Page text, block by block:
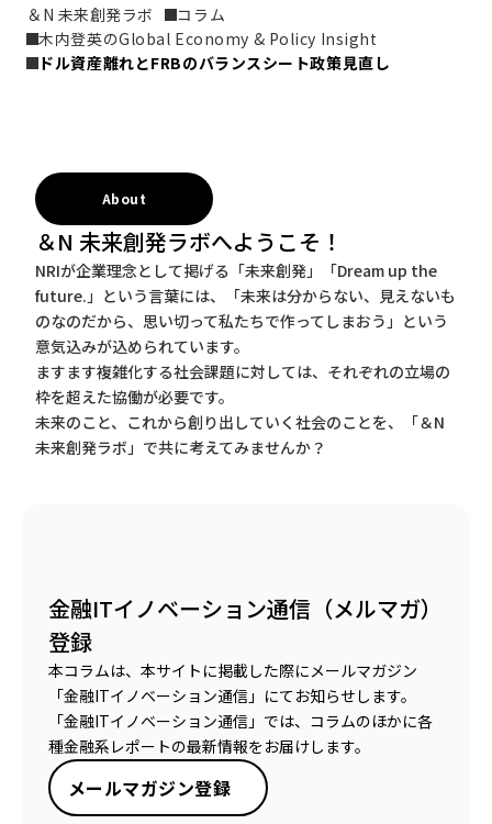
＆N 未来創発ラボ
コラム
木内登英のGlobal Economy & Policy Insight
ドル資産離れとFRBのバランスシート政策見直し
About
＆N 未来創発ラボへようこそ！
NRIが企業理念として掲げる「未来創発」「Dream up the
future.」という言葉には、「未来は分からない、見えないも
のなのだから、思い切って私たちで作ってしまおう」という
意気込みが込められています。
ますます複雑化する社会課題に対しては、それぞれの立場の
枠を超えた協働が必要です。
未来のこと、これから創り出していく社会のことを、「＆N
未来創発ラボ」で共に考えてみませんか？
金融ITイノベーション通信（メルマガ）
登録
本コラムは、本サイトに掲載した際にメールマガジン
「金融ITイノベーション通信」にてお知らせします。
「金融ITイノベーション通信」では、コラムのほかに各
種金融系レポートの最新情報をお届けします。
メールマガジン登録